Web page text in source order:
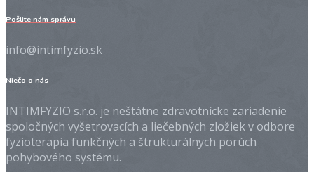
Pošlite nám správu
info@intimfyzio.sk
Niečo o nás
INTIMFYZIO s.r.o. je neštátne zdravotnícke zariadenie
spoločných vyšetrovacích a liečebných zložiek v odbore
fyzioterapia funkčných a štrukturálnych porúch
pohybového systému.